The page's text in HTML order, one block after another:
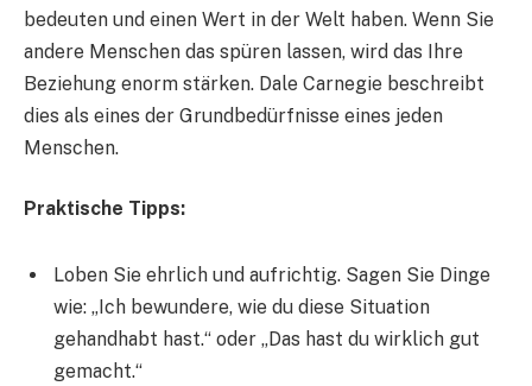
bedeuten und einen Wert in der Welt haben. Wenn Sie
andere Menschen das spüren lassen, wird das Ihre
Beziehung enorm stärken. Dale Carnegie beschreibt
dies als eines der Grundbedürfnisse eines jeden
Menschen.
Praktische Tipps:
Loben Sie ehrlich und aufrichtig. Sagen Sie Dinge
wie: „Ich bewundere, wie du diese Situation
gehandhabt hast.“ oder „Das hast du wirklich gut
gemacht.“